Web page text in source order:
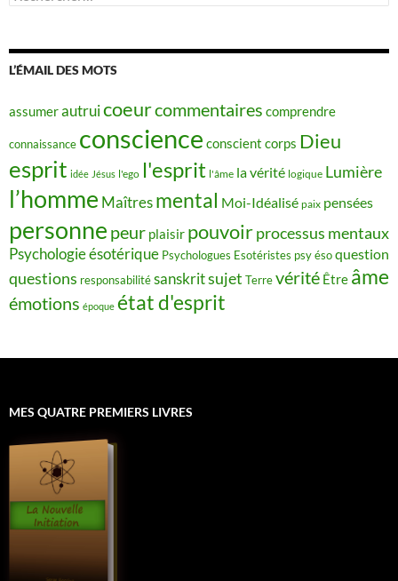
L’ÉMAIL DES MOTS
assumerautruicoeurcommentaires comprendre
connaissance conscience conscient corps Dieu
esprit idée Jésus l'ego l'esprit l'âme la vérité logique Lumière
l’homme Maîtres mental Moi-Idéalisé paix pensées
personne peur plaisir pouvoirprocessus mentaux
Psychologie ésotérique Psychologues Esotéristes psy ésoquestion
questions responsabilitésanskritsujet Terrevérité Être âme
émotions époque état d'esprit
MES QUATRE PREMIERS LIVRES